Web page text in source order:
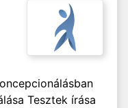
Tesztek írása